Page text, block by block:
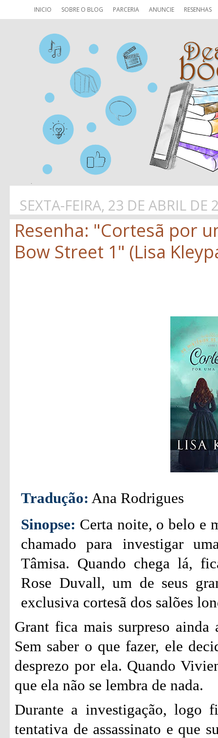
INICIO SOBRE O BLOG PARCERIA ANUNCIE RESENHAS
SEXTA-FEIRA, 23 DE ABRIL DE
Resenha: "Cortesã por
Bow Street 1" (Lisa
Tradução: Ana Rodrigues
Sinopse: Certa noite, o belo e
chamado para investigar
Tâmisa. Quando chega lá,
Rose Duvall, um de seus
exclusiva cortesã dos salões
Grant fica mais surpreso ainda
Sem saber o que fazer, ele
desprezo por ela. Quando
que ela não se lembra de nada.
Durante a investigação, logo
tentativa de assassinato e que